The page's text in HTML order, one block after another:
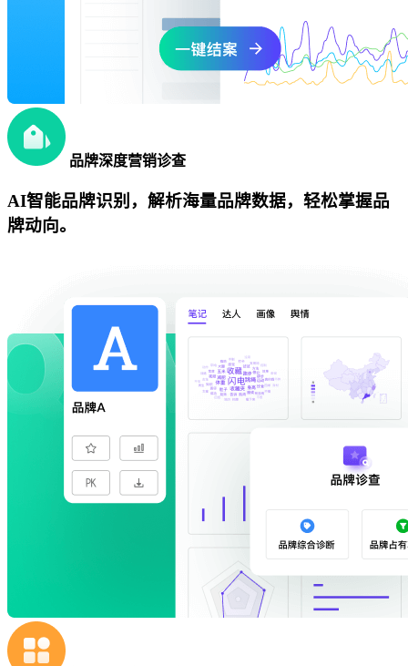
品牌深度营销诊查
AI智能品牌识别，解析海量品牌数据，轻松掌握品
牌动向。